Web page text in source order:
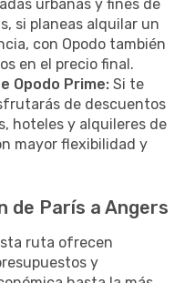
urbanas y fines de
si planeas alquilar un
con Opodo también
en el precio final.
Opodo Prime: Si te
de descuentos
hoteles y alquileres de
mayor flexibilidad y
de París a Angers
ruta ofrecen
y